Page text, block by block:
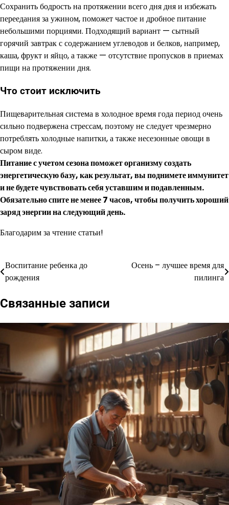
Сохранить бодрость на протяжении всего дня дня и избежать
переедания за ужином, поможет частое и дробное питание
небольшими порциями. Подходящий вариант — сытный
горячий завтрак с содержанием углеводов и белков, например,
каша, фрукт и яйцо, а также — отсутствие пропусков в приемах
пищи на протяжении дня.
Что стоит исключить
Пищеварительная система в холодное время года период очень
сильно подвержена стрессам, поэтому не следует чрезмерно
потреблять холодные напитки, а также несезонные овощи в
сыром виде.
Питание с учетом сезона поможет организму создать
энергетическую базу, как результат, вы поднимете иммунитет
и не будете чувствовать себя уставшим и подавленным.
Обязательно спите не менее 7 часов, чтобы получить хороший
заряд энергии на следующий день.
Благодарим за чтение статьи!
Навигация
по
записям
Воспитание ребенка до
рождения
Осень – лучшее время для
пилинга
Связанные записи